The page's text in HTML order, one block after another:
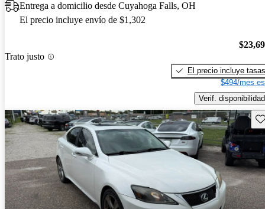
Entrega a domicilio desde Cuyahoga Falls, OH
El precio incluye envío de $1,302
Trato justo
El precio incluye tasas
$494/mes
Verif. disponibilidad